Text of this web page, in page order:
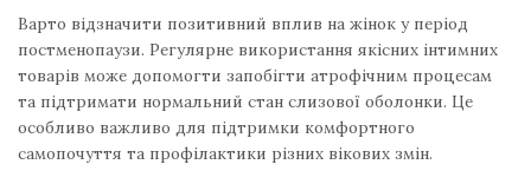
Варто відзначити позитивний вплив на жінок у період
постменопаузи. Регулярне використання якісних інтимних
товарів може допомогти запобігти атрофічним процесам
та підтримати нормальний стан слизової оболонки. Це
особливо важливо для підтримки комфортного
самопочуття та профілактики різних вікових змін.